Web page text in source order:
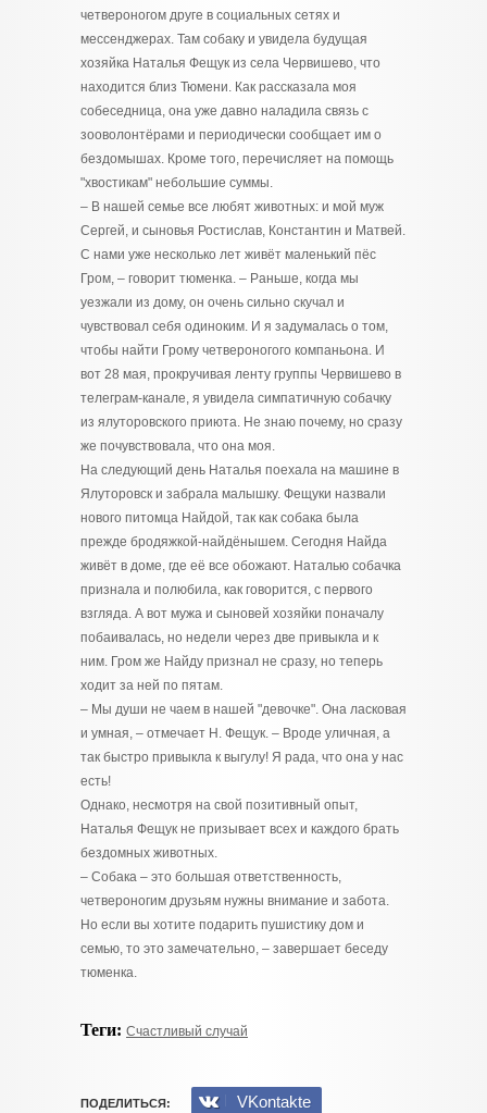
четвероногом друге в социальных сетях и
мессенджерах. Там собаку и увидела будущая
хозяйка Наталья Фещук из села Червишево, что
находится близ Тюмени. Как рассказала моя
собеседница, она уже давно наладила связь с
зооволонтёрами и периодически сообщает им о
бездомышах. Кроме того, перечисляет на помощь
"хвостикам" небольшие суммы.
– В нашей семье все любят животных: и мой муж
Сергей, и сыновья Ростислав, Константин и Матвей.
С нами уже несколько лет живёт маленький пёс
Гром, – говорит тюменка. – Раньше, когда мы
уезжали из дому, он очень сильно скучал и
чувствовал себя одиноким. И я задумалась о том,
чтобы найти Грому четвероногого компаньона. И
вот 28 мая, прокручивая ленту группы Червишево в
телеграм-канале, я увидела симпатичную собачку
из ялуторовского приюта. Не знаю почему, но сразу
же почувствовала, что она моя.
На следующий день Наталья поехала на машине в
Ялуторовск и забрала малышку. Фещуки назвали
нового питомца Найдой, так как собака была
прежде бродяжкой-найдёнышем. Сегодня Найда
живёт в доме, где её все обожают. Наталью собачка
признала и полюбила, как говорится, с первого
взгляда. А вот мужа и сыновей хозяйки поначалу
побаивалась, но недели через две привыкла и к
ним. Гром же Найду признал не сразу, но теперь
ходит за ней по пятам.
– Мы души не чаем в нашей "девочке". Она ласковая
и умная, – отмечает Н. Фещук. – Вроде уличная, а
так быстро привыкла к выгулу! Я рада, что она у нас
есть!
Однако, несмотря на свой позитивный опыт,
Наталья Фещук не призывает всех и каждого брать
бездомных животных.
– Собака – это большая ответственность,
четвероногим друзьям нужны внимание и забота.
Но если вы хотите подарить пушистику дом и
семью, то это замечательно, – завершает беседу
тюменка.
Теги: Счастливый случай
ПОДЕЛИТЬСЯ: VKontakte